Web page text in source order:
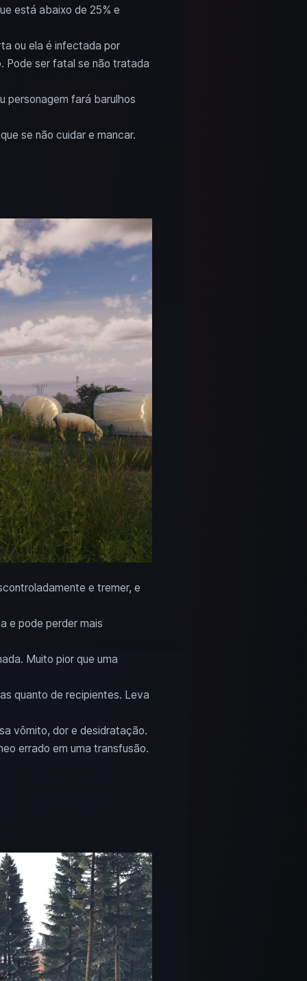
está abaixo de 25% e
ou ela é infectada por
Pode ser fatal se não tratada
personagem fará barulhos
se não cuidar e mancar.
e tremer, e
e pode perder mais
Muito pior que uma
quanto de recipientes. Leva
vômito, dor e desidratação.
errado em uma transfusão.